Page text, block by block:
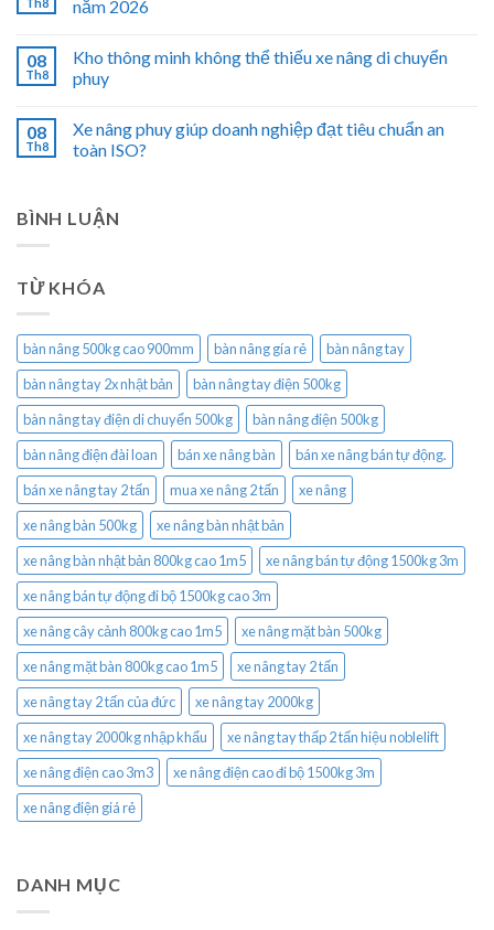
Th8 năm 2026
08
Th8
Kho thông minh không thể thiếu xe nâng di chuyển
phuy
08
Th8
Xe nâng phuy giúp doanh nghiệp đạt tiêu chuẩn an
toàn ISO?
BÌNH LUẬN
TỪ KHÓA
bàn nâng 500kg cao 900mm bàn nâng gía rẻ
bàn nâng tay
bàn nâng tay 2x nhật bản
bàn nâng tay điện 500kg
bàn nâng tay điện di chuyển 500kg
bàn nâng điện 500kg
bàn nâng điện đài loan
bán xe nâng bàn
bán xe nâng bán tự động.
bán xe nâng tay 2 tấn
mua xe nâng 2 tấn
xe nâng
xe nâng bàn 500kg
xe nâng bàn nhật bản
xe nâng bàn nhật bản 800kg cao 1m5
xe nâng bán tự động 1500kg 3m
xe nâng bán tự động đi bộ 1500kg cao 3m
xe nâng cây cảnh 800kg cao 1m5
xe nâng mặt bàn 500kg
xe nâng mặt bàn 800kg cao 1m5
xe nâng tay 2 tấn
xe nâng tay 2 tấn của đức
xe nâng tay 2000kg
xe nâng tay 2000kg nhập khẩu
xe nâng tay thấp 2 tấn hiệu noblelift
xe nâng điện cao 3m3
xe nâng điện cao đi bộ 1500kg 3m
xe nâng điện giá rẻ
DANH MỤC